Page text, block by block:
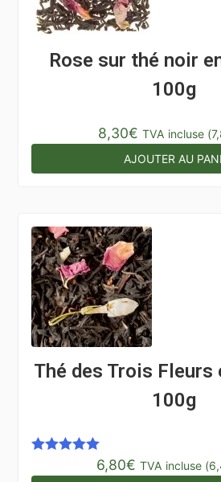
Rose sur thé noir
100g
8,30€ TVA incluse (
AJOUTER AU
Thé des Trois Fleurs
100g
6,80€ TVA incluse (